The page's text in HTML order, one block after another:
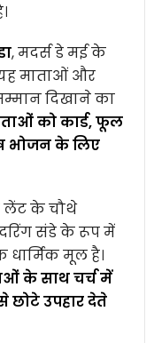
, मदर्स डे मई के
यह माताओं और
दिखाने का
को कार्ड, फूल
भोजन के लिए
लेंट के चौथे
संडे के रूप में
मूल है।
के साथ चर्च में
उपहार देते